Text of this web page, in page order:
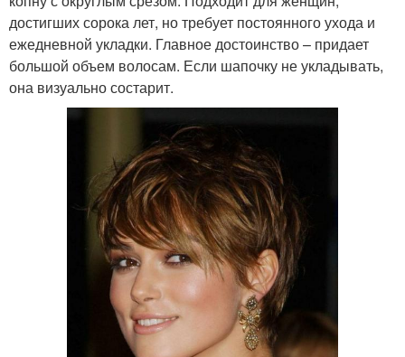
достигших сорока лет, но требует постоянного ухода и
ежедневной укладки. Главное достоинство – придает
большой объем волосам. Если шапочку не укладывать,
она визуально состарит.